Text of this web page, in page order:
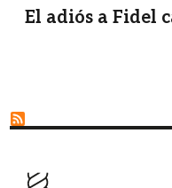
El adiós a Fidel